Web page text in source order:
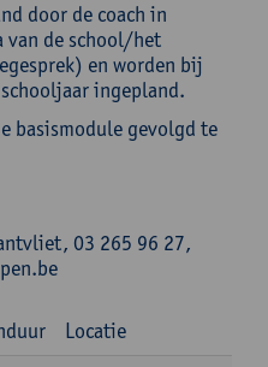
door de coach in
van de school/het
en worden bij
ingepland.
basismodule gevolgd te
03 265 96 27,
Locatie